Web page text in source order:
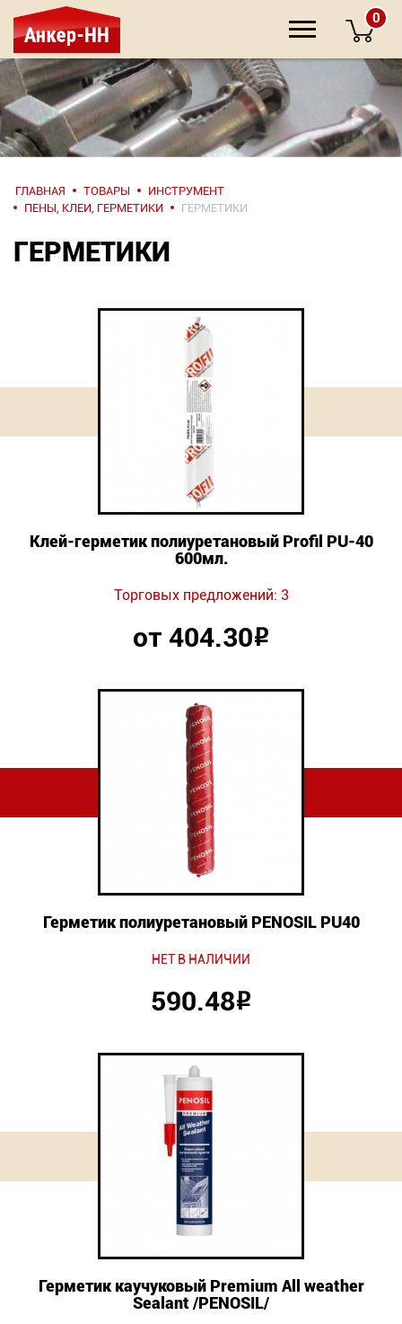
НАПИШИТЕ
НАМ
О компании
Оформление заказа
0
ГЛАВНАЯ ТОВАРЫ
ИНСТРУМЕНТ
ПЕНЫ, КЛЕИ, ГЕРМЕТИКИ
ГЕРМЕТИКИ
ГЕРМЕТИКИ
Клей-герметик полиуретановый Profil PU-40
600мл.
Торговых предложений: 3
от 404.30Р
Герметик полиуретановый PENOSIL PU40
НЕТ В НАЛИЧИИ
590.48Р
Герметик каучуковый Premium All weather
Sealant /PENOSIL/